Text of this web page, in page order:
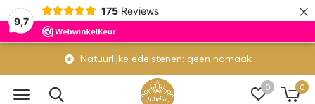
9,7
175 Reviews ×
0 0
Natuurlijke edelstenen: geen namaak